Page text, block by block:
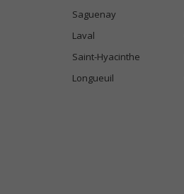
Saguenay
Laval
Saint-Hyacinthe
Longueuil